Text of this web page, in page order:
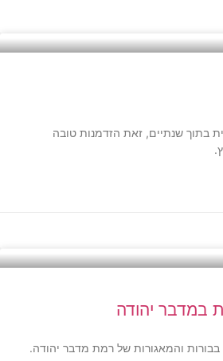
בתוך שנתיים, זאת הזדמנות טובה
בבורות והמאגורות של רמת מדבר יהודה.